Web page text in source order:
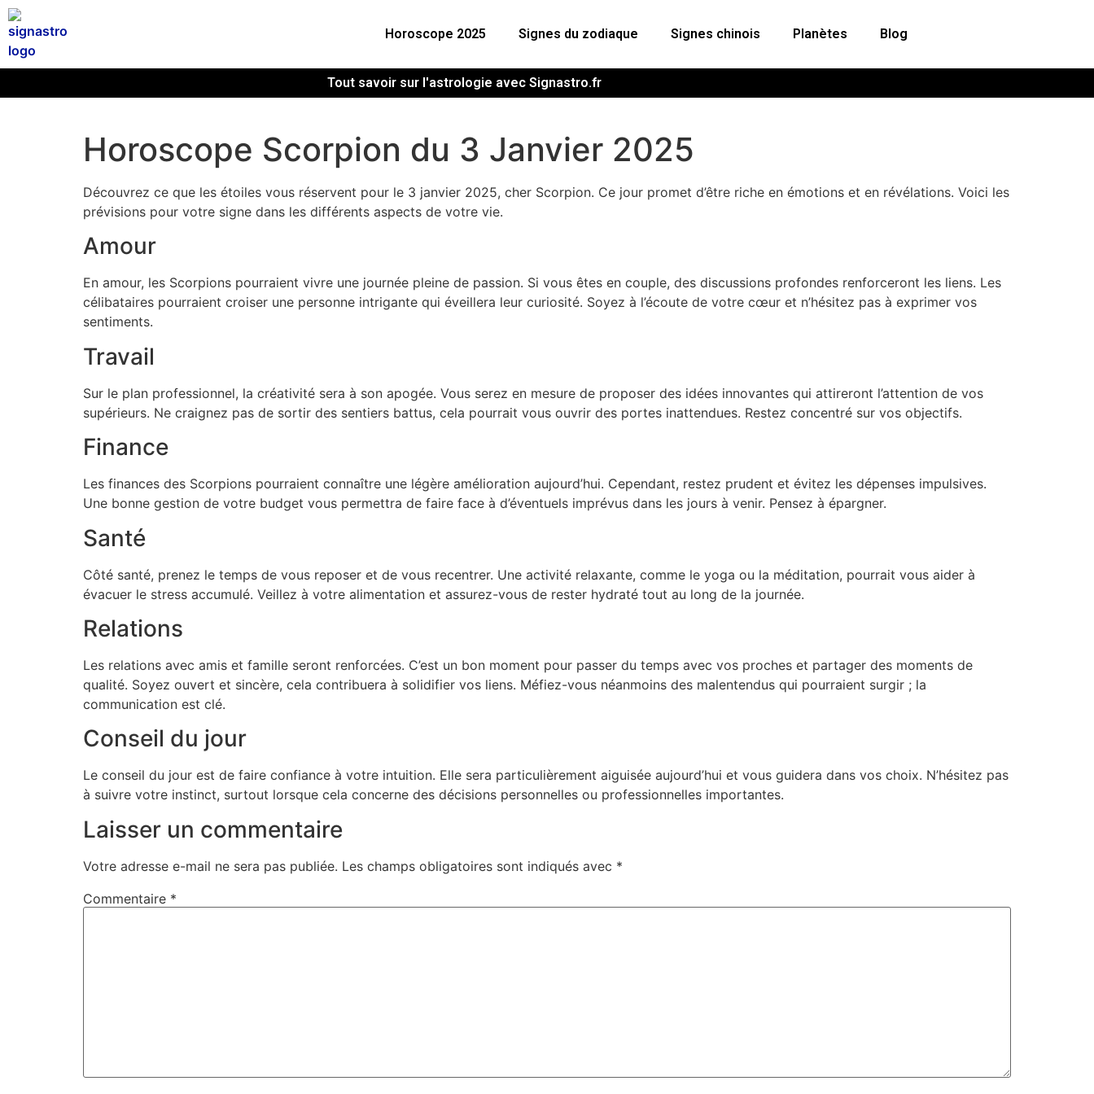
Horoscope 2025 Signes du zodiaque Signes chinois Planètes Blog
Tout savoir sur l'astrologie avec Signastro.fr
Horoscope Scorpion du 3 Janvier 2025
Découvrez ce que les étoiles vous réservent pour le 3 janvier 2025, cher Scorpion. Ce jour promet d’être riche en émotions et en révélations. Voici les
prévisions pour votre signe dans les différents aspects de votre vie.
Amour
En amour, les Scorpions pourraient vivre une journée pleine de passion. Si vous êtes en couple, des discussions profondes renforceront les liens. Les
célibataires pourraient croiser une personne intrigante qui éveillera leur curiosité. Soyez à l’écoute de votre cœur et n’hésitez pas à exprimer vos
sentiments.
Travail
Sur le plan professionnel, la créativité sera à son apogée. Vous serez en mesure de proposer des idées innovantes qui attireront l’attention de vos
supérieurs. Ne craignez pas de sortir des sentiers battus, cela pourrait vous ouvrir des portes inattendues. Restez concentré sur vos objectifs.
Finance
Les finances des Scorpions pourraient connaître une légère amélioration aujourd’hui. Cependant, restez prudent et évitez les dépenses impulsives.
Une bonne gestion de votre budget vous permettra de faire face à d’éventuels imprévus dans les jours à venir. Pensez à épargner.
Santé
Côté santé, prenez le temps de vous reposer et de vous recentrer. Une activité relaxante, comme le yoga ou la méditation, pourrait vous aider à
évacuer le stress accumulé. Veillez à votre alimentation et assurez-vous de rester hydraté tout au long de la journée.
Relations
Les relations avec amis et famille seront renforcées. C’est un bon moment pour passer du temps avec vos proches et partager des moments de
qualité. Soyez ouvert et sincère, cela contribuera à solidifier vos liens. Méfiez-vous néanmoins des malentendus qui pourraient surgir ; la
communication est clé.
Conseil du jour
Le conseil du jour est de faire confiance à votre intuition. Elle sera particulièrement aiguisée aujourd’hui et vous guidera dans vos choix. N’hésitez pas
à suivre votre instinct, surtout lorsque cela concerne des décisions personnelles ou professionnelles importantes.
Laisser un commentaire
Votre adresse e-mail ne sera pas publiée. Les champs obligatoires sont indiqués avec *
Commentaire *